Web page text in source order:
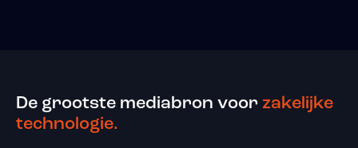
De grootste mediabron voor zakelijke
technologie.